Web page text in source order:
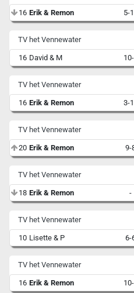
16 Erik & Remon 5-
TV het Vennewater
16 David & M
TV het Vennewater
16 Erik & Remon 3-
TV het Vennewater
20 Erik & Remon 9-
TV het Vennewater
18 Erik & Remon -
TV het Vennewater
10 Lisette & P 6-
TV het Vennewater
16 Erik & Remon